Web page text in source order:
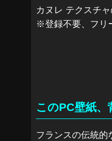
カヌレ テクスチ
※登録不要、フリ
このPC壁紙、
フランスの伝統的